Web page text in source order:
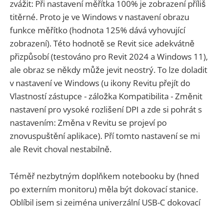
zvážit: Při nastavení měřítka 100% je zobrazení příliš
titěrné. Proto je ve Windows v nastavení obrazu
funkce měřítko (hodnota 125% dává vyhovující
zobrazení). Této hodnotě se Revit sice adekvátně
přizpůsobí (testováno pro Revit 2024 a Windows 11),
ale obraz se někdy může jevit neostrý. To lze doladit
v nastavení ve Windows (u ikony Revitu přejít do
Vlastností zástupce - záložka Kompatibilita - Změnit
nastavení pro vysoké rozlišení DPI a zde si pohrát s
nastavením: Změna v Revitu se projeví po
znovuspuštění aplikace). Pří tomto nastavení se mi
ale Revit choval nestabilně.
Téměř nezbytným doplňkem notebooku by (hned
po externím monitoru) měla být dokovací stanice.
Oblíbil jsem si zejména univerzální USB-C dokovací